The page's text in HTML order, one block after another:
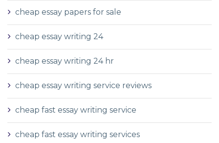
cheap essay papers for sale
cheap essay writing 24
cheap essay writing 24 hr
cheap essay writing service reviews
cheap fast essay writing service
cheap fast essay writing services